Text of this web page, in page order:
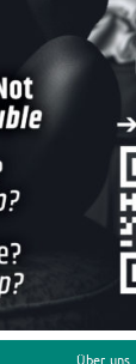
Über uns